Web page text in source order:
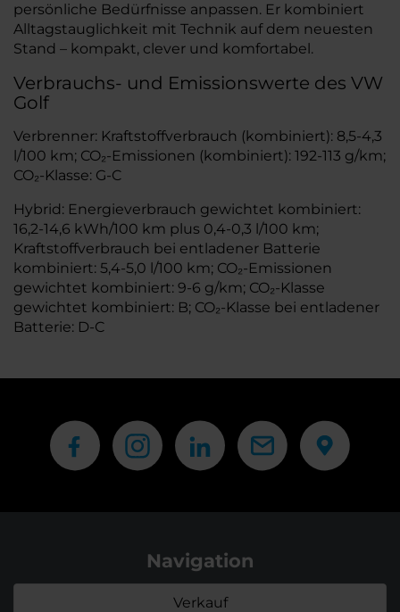
persönliche Bedürfnisse anpassen. Er kombiniert
Alltagstauglichkeit mit Technik auf dem neuesten
Stand – kompakt, clever und komfortabel.
Verbrauchs- und Emissionswerte des VW
Golf
Verbrenner: Kraftstoffverbrauch (kombiniert): 8,5-4,3
l/100 km; CO₂-Emissionen (kombiniert): 192-113 g/km;
CO₂-Klasse: G-C
Hybrid: Energieverbrauch gewichtet kombiniert:
16,2-14,6 kWh/100 km plus 0,4-0,3 l/100 km;
Kraftstoffverbrauch bei entladener Batterie
kombiniert: 5,4-5,0 l/100 km; CO₂-Emissionen
gewichtet kombiniert: 9-6 g/km; CO₂-Klasse
gewichtet kombiniert: B; CO₂-Klasse bei entladener
Batterie: D-C
Navigation
Verkauf